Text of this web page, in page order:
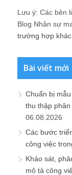
Lưu ý: Các bên
Blog Nhân sự
trường hợp
Bài viết mới
Chuẩn bị
thu thập
06.08.2026
Các bước
công việc
Khảo sát,
mô tả công